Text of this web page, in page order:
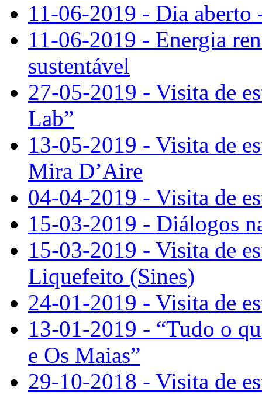
11-06-2019 - Dia aberto
11-06-2019 - Energia
sustentável
27-05-2019 - Visita de
Lab”
13-05-2019 - Visita de
Mira D’Aire
04-04-2019 - Visita de
15-03-2019 - Diálogos
15-03-2019 - Visita de
Liquefeito (Sines)
24-01-2019 - Visita de
13-01-2019 - “Tudo o
e Os Maias”
29-10-2018 - Visita de